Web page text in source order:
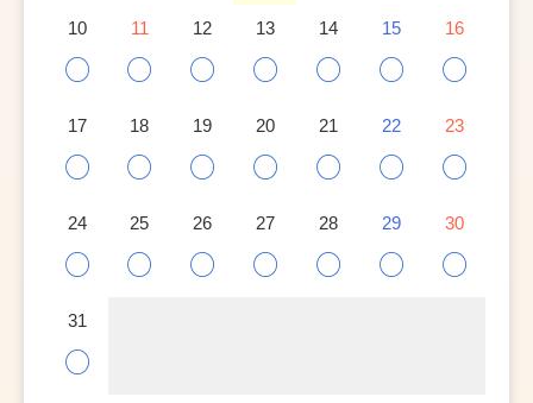
10
○
11
○
12
○
13
○
14
○
15
○
16
○
17
○
18
○
19
○
20
○
21
○
22
○
23
○
24
○
25
○
26
○
27
○
28
○
29
○
30
○
31
○